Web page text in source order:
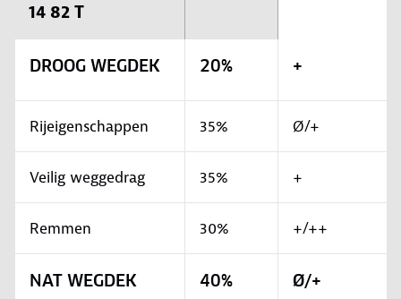
14 82 T
DROOG WEGDEK 20% +
Rijeigenschappen 35% Ø/+
Veilig weggedrag 35% +
Remmen 30% +/++
NAT WEGDEK 40% Ø/+